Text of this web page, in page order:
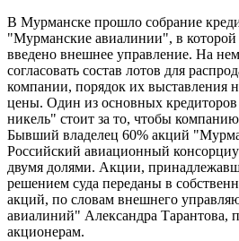
В Мурманске прошло собрание
"Мурманские авиалинии", в
введено внешнее управление. На
согласовать состав лотов для
компании, порядок их выставления
цены. Один из основных
никель" стоит за то, чтобы
Бывший владелец 60% акций
Российский авиационный
двумя долями. Акции,
решением суда переданы в
акций, по словам внешнего
авиалиний" Александра Тарантова,
акционерам.